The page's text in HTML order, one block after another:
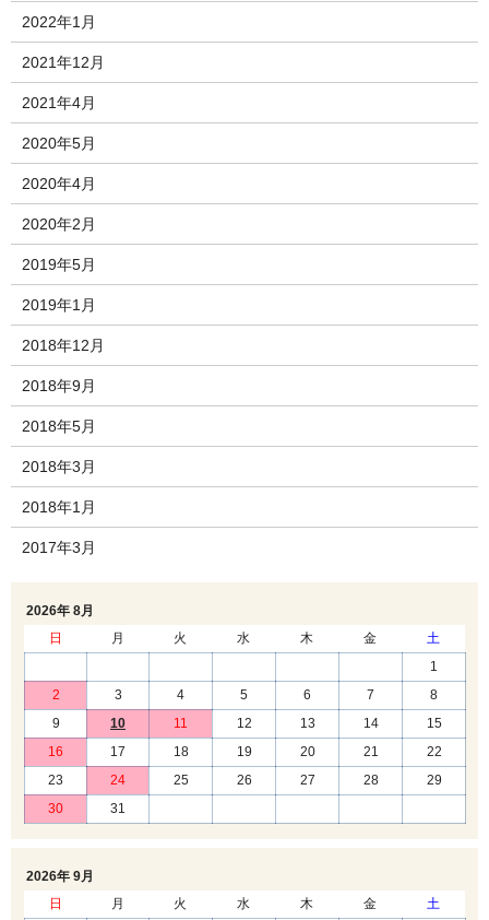
2022年1月
2021年12月
2021年4月
2020年5月
2020年4月
2020年2月
2019年5月
2019年1月
2018年12月
2018年9月
2018年5月
2018年3月
2018年1月
2017年3月
2026年 8月
日
月 火 水 木 金
土
1
2
3 4 5 6 7
8
9
10 11 12 13 14
15
16
17 18 19 20 21
22
23
24 25 26 27 28
29
30
31
2026年 9月
日
月 火 水 木 金
土